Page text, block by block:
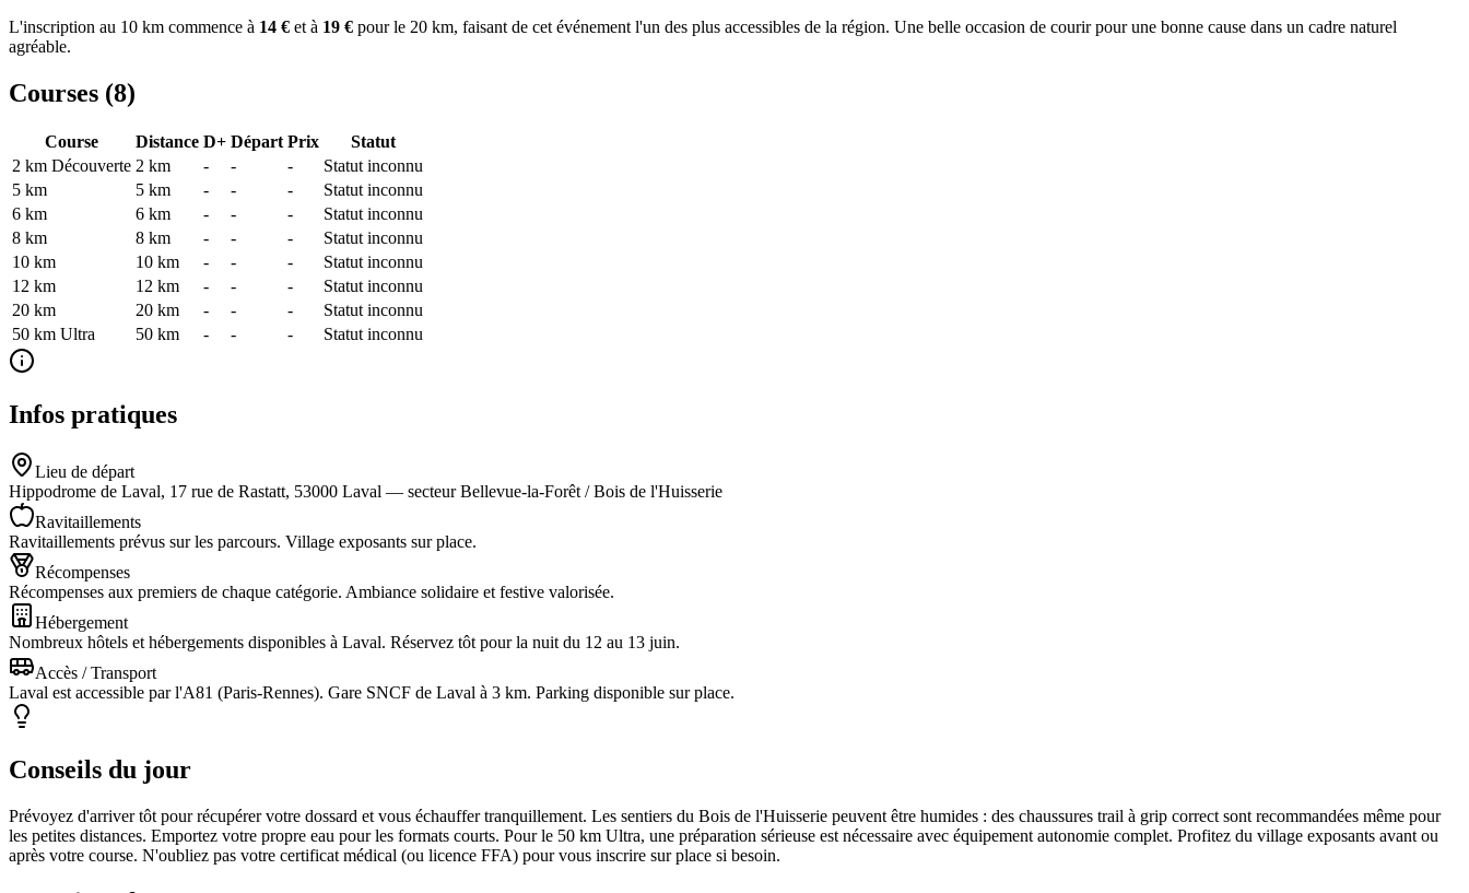
L'inscription au 10 km commence à 14 € et à 19 € pour le 20 km, faisant de cet événement l'un des plus accessibles de la région. Une belle occasion de courir pour une bonne cause dans un cadre naturel
agréable.
Courses (8)
Course Distance D+ Départ Prix
Statut
2 km Découverte 2 km - - -
Statut inconnu
5 km
5 km - - -
Statut inconnu
6 km
6 km - - -
Statut inconnu
8 km
8 km - - -
Statut inconnu
10 km
10 km - - -
Statut inconnu
12 km
12 km - - -
Statut inconnu
20 km
20 km - - -
Statut inconnu
50 km Ultra
50 km - - - Statut inconnu
Infos pratiques
Lieu de départ
Hippodrome de Laval, 17 rue de Rastatt, 53000 Laval — secteur Bellevue-la-Forêt / Bois de l'Huisserie
Ravitaillements
Ravitaillements prévus sur les parcours. Village exposants sur place.
Récompenses
Récompenses aux premiers de chaque catégorie. Ambiance solidaire et festive valorisée.
Hébergement
Nombreux hôtels et hébergements disponibles à Laval. Réservez tôt pour la nuit du 12 au 13 juin.
Accès / Transport
Laval est accessible par l'A81 (Paris-Rennes). Gare SNCF de Laval à 3 km. Parking disponible sur place.
Conseils du jour
Prévoyez d'arriver tôt pour récupérer votre dossard et vous échauffer tranquillement. Les sentiers du Bois de l'Huisserie peuvent être humides : des chaussures trail à grip correct sont recommandées même pour
les petites distances. Emportez votre propre eau pour les formats courts. Pour le 50 km Ultra, une préparation sérieuse est nécessaire avec équipement autonomie complet. Profitez du village exposants avant ou
après votre course. N'oubliez pas votre certificat médical (ou licence FFA) pour vous inscrire sur place si besoin.